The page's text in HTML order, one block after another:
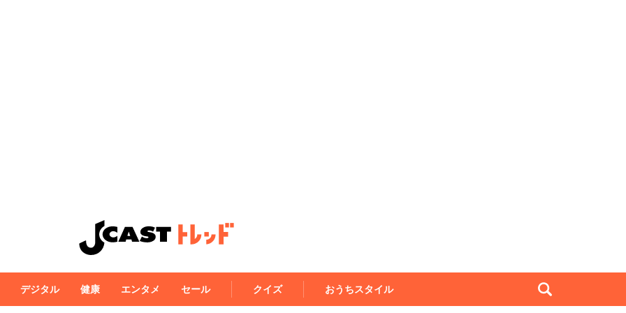
デジタル 健康 エンタメ セール クイズ おうちスタイル